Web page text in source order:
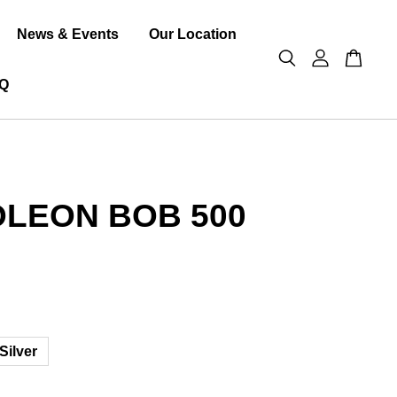
News & Events Our Location
BOB 500
Silver